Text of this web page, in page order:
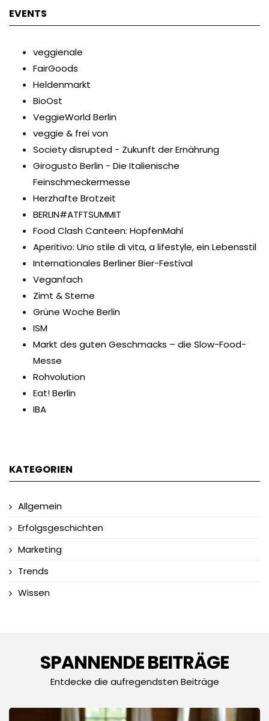
EVENTS
veggienale
FairGoods
Heldenmarkt
BioOst
VeggieWorld Berlin
veggie & frei von
Society disrupted - Zukunft der Ernährung
Girogusto Berlin - Die Italienische
Feinschmeckermesse
Herzhafte Brotzeit
BERLIN#ATFTSUMMIT
Food Clash Canteen: HopfenMahl
Aperitivo: Uno stile di vita, a lifestyle, ein Lebensstil
Internationales Berliner Bier-Festival
Veganfach
Zimt & Sterne
Grüne Woche Berlin
ISM
Markt des guten Geschmacks – die Slow-Food-
Messe
Rohvolution
Eat! Berlin
IBA
KATEGORIEN
Allgemein
Erfolgsgeschichten
Marketing
Trends
Wissen
SPANNENDE BEITRÄGE
Entdecke die aufregendsten Beiträge